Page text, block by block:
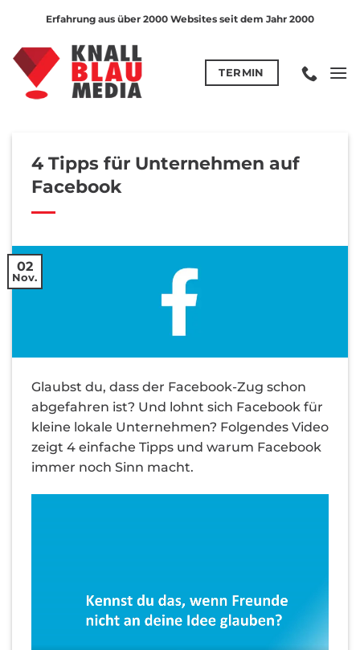
springen
Erfahrung aus über 2000 Websites seit dem Jahr 2000
TERMIN
4 Tipps für Unternehmen auf
Facebook
02
Nov.
Glaubst du, dass der Facebook-Zug schon
abgefahren ist? Und lohnt sich Facebook für
kleine lokale Unternehmen? Folgendes Video
zeigt 4 einfache Tipps und warum Facebook
immer noch Sinn macht.